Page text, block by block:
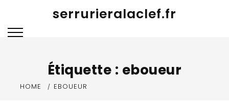
content
serrurieralaclef.fr
Étiquette : eboueur
HOME EBOUEUR